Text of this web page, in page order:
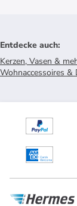
Entdecke auch:
Kerzen, Vasen &
Wohnaccessoires &